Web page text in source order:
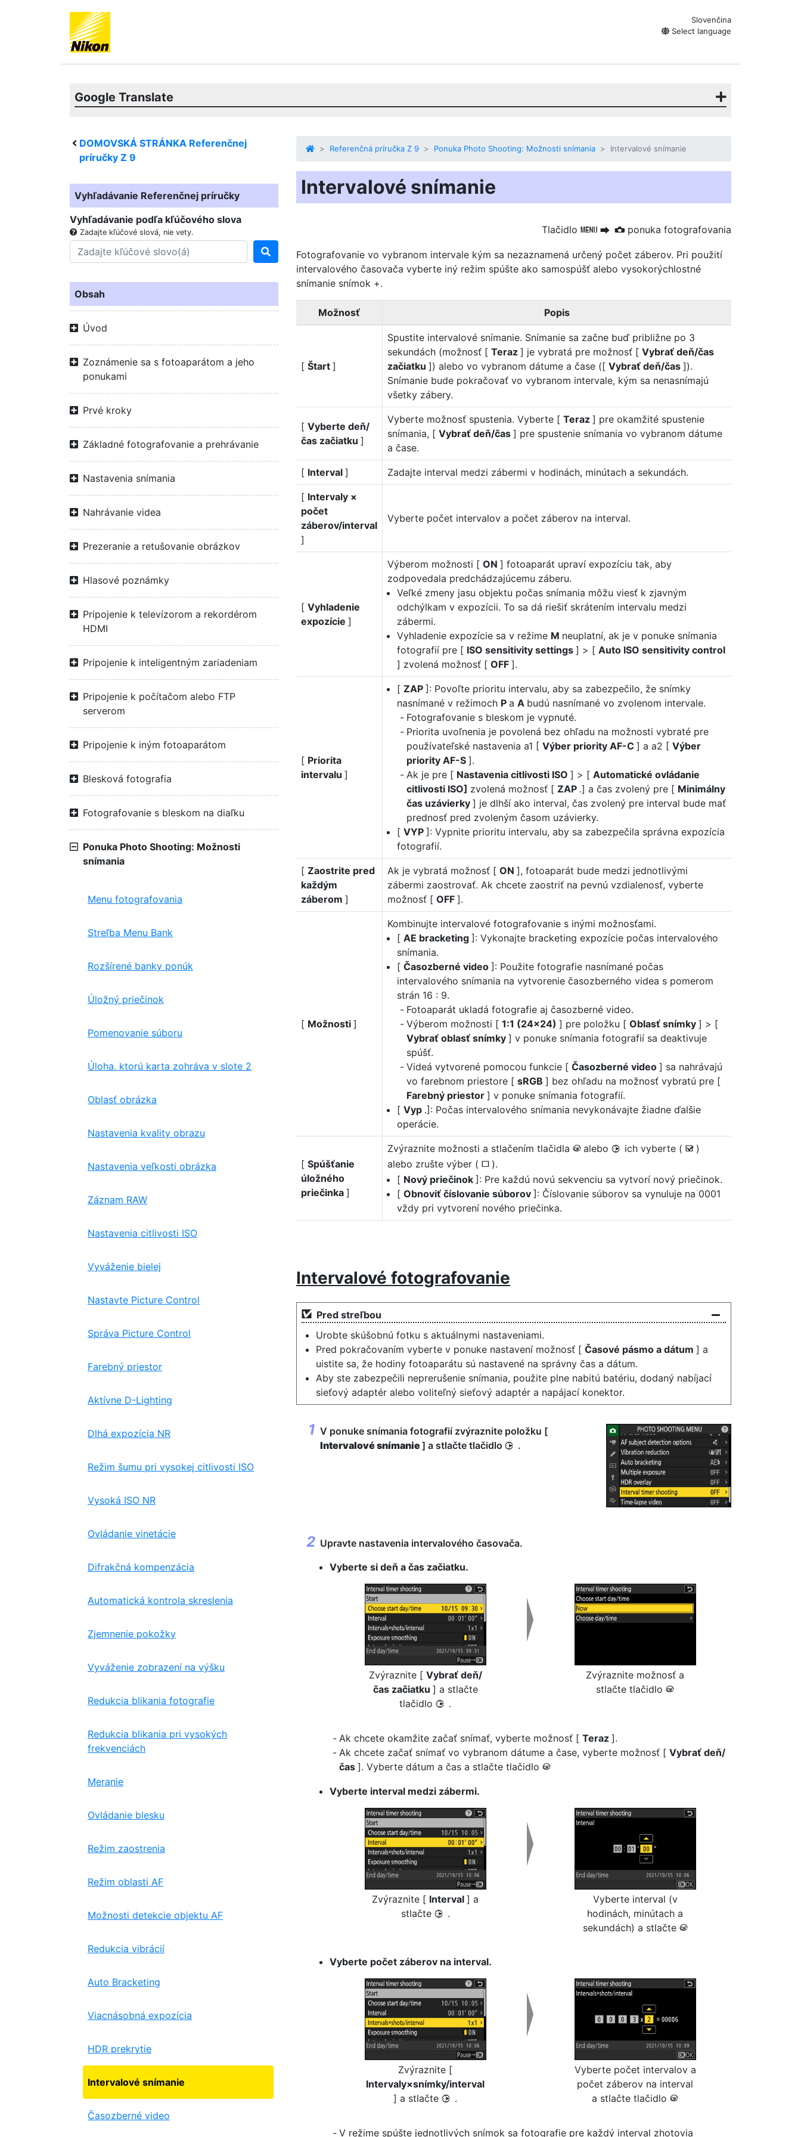
Slovenčina
Select language
Google Translate
DOMOVSKÁ STRÁNKA Referenčnej
príručky Z 9
Vyhľadávanie Referenčnej príručky
Vyhľadávanie podľa kľúčového slova
Zadajte kľúčové slová, nie vety.
Obsah
Úvod
Zoznámenie sa s fotoaparátom a jeho
ponukami
Prvé kroky
Základné fotografovanie a prehrávanie
Nastavenia snímania
Nahrávanie videa
Prezeranie a retušovanie obrázkov
Hlasové poznámky
Pripojenie k televízorom a rekordérom
HDMI
Pripojenie k inteligentným zariadeniam
Pripojenie k počítačom alebo FTP
serverom
Pripojenie k iným fotoaparátom
Blesková fotografia
Fotografovanie s bleskom na diaľku
Ponuka Photo Shooting: Možnosti
snímania
Menu fotografovania
Streľba Menu Bank
Rozšírené banky ponúk
Úložný priečinok
Pomenovanie súboru
Úloha, ktorú karta zohráva v slote 2
Oblasť obrázka
Nastavenia kvality obrazu
Nastavenia veľkosti obrázka
Záznam RAW
Nastavenia citlivosti ISO
Vyváženie bielej
Nastavte Picture Control
Správa Picture Control
Farebný priestor
Aktívne D-Lighting
Dlhá expozícia NR
Režim šumu pri vysokej citlivosti ISO
Vysoká ISO NR
Ovládanie vinetácie
Difrakčná kompenzácia
Automatická kontrola skreslenia
Zjemnenie pokožky
Vyváženie zobrazení na výšku
Redukcia blikania fotografie
Redukcia blikania pri vysokých
frekvenciách
Meranie
Ovládanie blesku
Režim zaostrenia
Režim oblasti AF
Možnosti detekcie objektu AF
Redukcia vibrácií
Auto Bracketing
Viacnásobná expozícia
HDR prekrytie
Intervalové snímanie
Časozberné video
Referenčná príručka Z 9 Ponuka Photo Shooting: Možnosti snímania Intervalové snímanie
Intervalové snímanie
Tlačidlo G U C ponuka fotografovania
Fotografovanie vo vybranom intervale kým sa nezaznamená určený počet záberov. Pri použití
intervalového časovača vyberte iný režim spúšte ako samospúšť alebo vysokorýchlostné
snímanie snímok +.
Možnosť Popis
[ Štart ]
Spustite intervalové snímanie. Snímanie sa začne buď približne po 3
sekundách (možnosť [ Teraz ] je vybratá pre možnosť [ Vybrať deň/čas
začiatku ]) alebo vo vybranom dátume a čase ([ Vybrať deň/čas ]).
Snímanie bude pokračovať vo vybranom intervale, kým sa nenasnímajú
všetky zábery.
[ Vyberte deň/
čas začiatku ]
Vyberte možnosť spustenia. Vyberte [ Teraz ] pre okamžité spustenie
snímania, [ Vybrať deň/čas ] pre spustenie snímania vo vybranom dátume
a čase.
[ Interval ] Zadajte interval medzi zábermi v hodinách, minútach a sekundách.
[ Intervaly ×
počet
záberov/interval
]
Vyberte počet intervalov a počet záberov na interval.
[ Vyhladenie
expozície ]
Výberom možnosti [ ON ] fotoaparát upraví expozíciu tak, aby
zodpovedala predchádzajúcemu záberu.
Veľké zmeny jasu objektu počas snímania môžu viesť k zjavným
odchýlkam v expozícii. To sa dá riešiť skrátením intervalu medzi
zábermi.
Vyhladenie expozície sa v režime M neuplatní, ak je v ponuke snímania
fotografií pre [ ISO sensitivity settings ] > [ Auto ISO sensitivity control
] zvolená možnosť [ OFF ].
[ Priorita
intervalu ]
[ ZAP ]: Povoľte prioritu intervalu, aby sa zabezpečilo, že snímky
nasnímané v režimoch P a A budú nasnímané vo zvolenom intervale.
Fotografovanie s bleskom je vypnuté.
Priorita uvoľnenia je povolená bez ohľadu na možnosti vybraté pre
používateľské nastavenia a1 [ Výber priority AF-C ] a a2 [ Výber
priority AF-S ].
Ak je pre [ Nastavenia citlivosti ISO ] > [ Automatické ovládanie
citlivosti ISO] zvolená možnosť [ ZAP .] a čas zvolený pre [ Minimálny
čas uzávierky ] je dlhší ako interval, čas zvolený pre interval bude mať
prednosť pred zvoleným časom uzávierky.
[ VYP ]: Vypnite prioritu intervalu, aby sa zabezpečila správna expozícia
fotografií.
[ Zaostrite pred
každým
záberom ]
Ak je vybratá možnosť [ ON ], fotoaparát bude medzi jednotlivými
zábermi zaostrovať. Ak chcete zaostriť na pevnú vzdialenosť, vyberte
možnosť [ OFF ].
[ Možnosti ]
Kombinujte intervalové fotografovanie s inými možnosťami.
[ AE bracketing ]: Vykonajte bracketing expozície počas intervalového
snímania.
[ Časozberné video ]: Použite fotografie nasnímané počas
intervalového snímania na vytvorenie časozberného videa s pomerom
strán 16 : 9.
Fotoaparát ukladá fotografie aj časozberné video.
Výberom možnosti [ 1:1 (24×24) ] pre položku [ Oblasť snímky ] > [
Vybrať oblasť snímky ] v ponuke snímania fotografií sa deaktivuje
spúšť.
Videá vytvorené pomocou funkcie [ Časozberné video ] sa nahrávajú
vo farebnom priestore [ sRGB ] bez ohľadu na možnosť vybratú pre [
Farebný priestor ] v ponuke snímania fotografií.
[ Vyp .]: Počas intervalového snímania nevykonávajte žiadne ďalšie
operácie.
[ Spúšťanie
úložného
priečinka ]
Zvýraznite možnosti a stlačením tlačidla J alebo 2 ich vyberte ( M )
alebo zrušte výber ( U ).
[ Nový priečinok ]: Pre každú novú sekvenciu sa vytvorí nový priečinok.
[ Obnoviť číslovanie súborov ]: Číslovanie súborov sa vynuluje na 0001
vždy pri vytvorení nového priečinka.
Intervalové fotografovanie
Pred streľbou
Urobte skúšobnú fotku s aktuálnymi nastaveniami.
Pred pokračovaním vyberte v ponuke nastavení možnosť [ Časové pásmo a dátum ] a
uistite sa, že hodiny fotoaparátu sú nastavené na správny čas a dátum.
Aby ste zabezpečili neprerušenie snímania, použite plne nabitú batériu, dodaný nabíjací
sieťový adaptér alebo voliteľný sieťový adaptér a napájací konektor.
V ponuke snímania fotografií zvýraznite položku [
Intervalové snímanie] a stlačte tlačidlo 2 .
Upravte nastavenia intervalového časovača.
Vyberte si deň a čas začiatku.
Zvýraznite [ Vybrať deň/
čas začiatku ] a stlačte
tlačidlo2 .
Zvýraznite možnosť a
stlačte tlačidloJ
Ak chcete okamžite začať snímať, vyberte možnosť [ Teraz ].
Ak chcete začať snímať vo vybranom dátume a čase, vyberte možnosť [ Vybrať deň/
čas ]. Vyberte dátum a čas a stlačte tlačidlo J
Vyberte interval medzi zábermi.
Zvýraznite [ Interval] a
stlačte 2 .
Vyberte interval (v
hodinách, minútach a
sekundách) a stlačte J
Vyberte počet záberov na interval.
Zvýraznite [
Intervaly×snímky/interval
] a stlačte2 .
Vyberte počet intervalov a
počet záberov na interval
a stlačte tlačidloJ
V režime spúšte jednotlivých snímok sa fotografie pre každý interval zhotovia